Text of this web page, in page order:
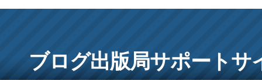
ブログ出版局サポートサ